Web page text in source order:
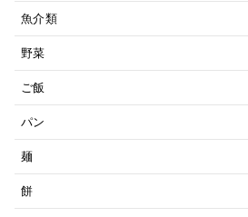
魚介類
野菜
ご飯
パン
麺
餅